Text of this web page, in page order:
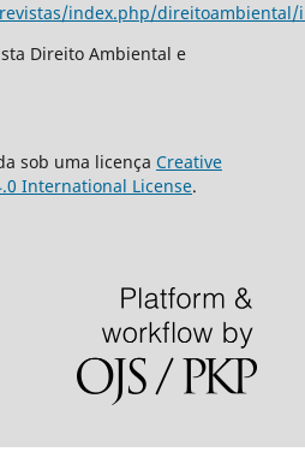
index.php/direitoambiental/
Direito Ambiental e
sob uma licença Creative
International License.